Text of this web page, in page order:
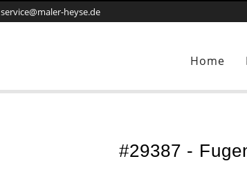
service@maler-heyse.de
Home
#29387 -